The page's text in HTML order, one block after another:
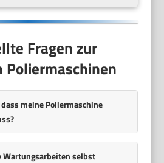
Fragen zur
Poliermaschinen
meine Poliermaschine
Wartungsarbeiten selbst